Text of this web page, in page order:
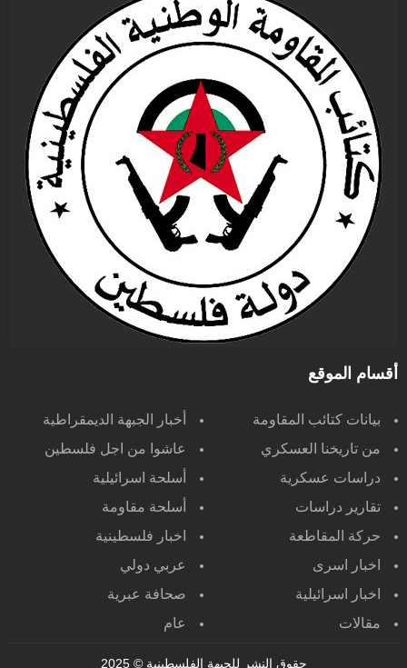
أقسام الموقع
بيانات كتائب المقاومة
أخبار الجبهة الديمقراطية
من تاريخنا العسكري
عاشوا من اجل فلسطين
دراسات عسكرية
أسلحة اسرائيلية
تقارير دراسات
أسلحة مقاومة
حركة المقاطعة
اخبار فلسطينية
اخبار اسرى
عربي دولي
اخبار اسرائيلية
صحافة عبرية
مقالات
عام
حقوق النشر للجبهة الفلسطينية© 2025